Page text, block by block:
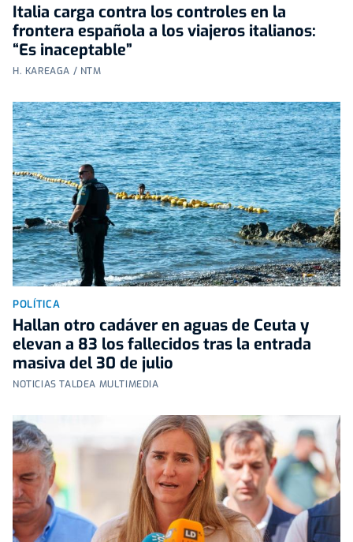
Italia carga contra los controles en la
frontera española a los viajeros italianos:
“Es inaceptable”
H. KAREAGA / NTM
POLÍTICA
Hallan otro cadáver en aguas de Ceuta y
elevan a 83 los fallecidos tras la entrada
masiva del 30 de julio
NOTICIAS TALDEA MULTIMEDIA